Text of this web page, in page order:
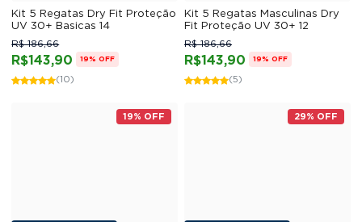
Kit 5 Regatas Dry Fit Proteção
UV 30+ Basicas 14
R$143,90
R$ 186,66
19% OFF
(10)
Kit 5 Regatas Masculinas Dry
Fit Proteção UV 30+ 12
R$143,90
R$ 186,66
19% OFF
(5)
19% OFF 29% OFF